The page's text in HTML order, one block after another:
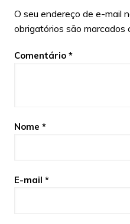
O seu endereço de e-mail
obrigatórios são marcados
Comentário *
Nome *
E-mail *